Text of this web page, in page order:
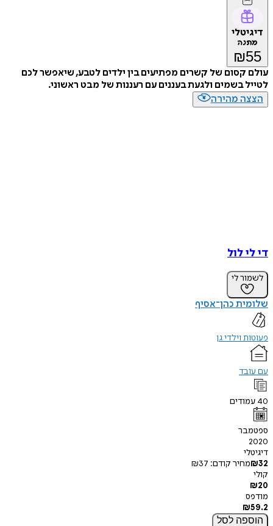
דיגיטלי
מתנה
₪55
עולם קסום של קשרים מפתיעים בין ילדים לטבע, שיאפשר לכם
לטייל בשמים ולגעת בעננים עם רעננות של מבט ראשוני.
הצצה מהירה
די לי לול
לשמור לי
שלומית כהן־אסיף
פעוטות וילדי גן
עם עובד
40 עמודים
ספטמבר
2020
דיגיטלי
₪32 מחיר קודם: ₪37
קולי
₪20
מודפס
₪59.2
הוספה לסל